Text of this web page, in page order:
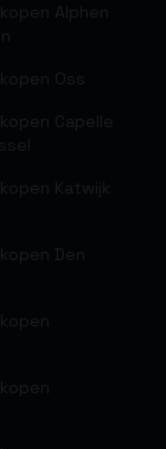
Alphen
Oss
Capelle
Katwijk
Den